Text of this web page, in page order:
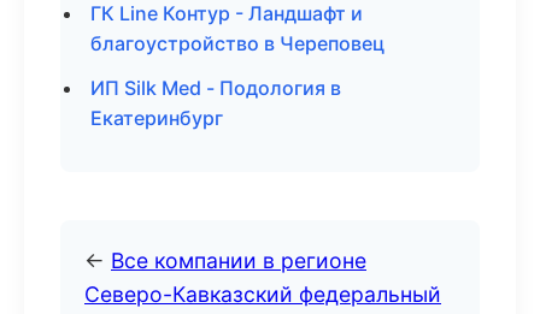
ГК Line Контур - Ландшафт и
благоустройство в Череповец
ИП Silk Med - Подология в
Екатеринбург
← Все компании в регионе
Северо-Кавказский федеральный